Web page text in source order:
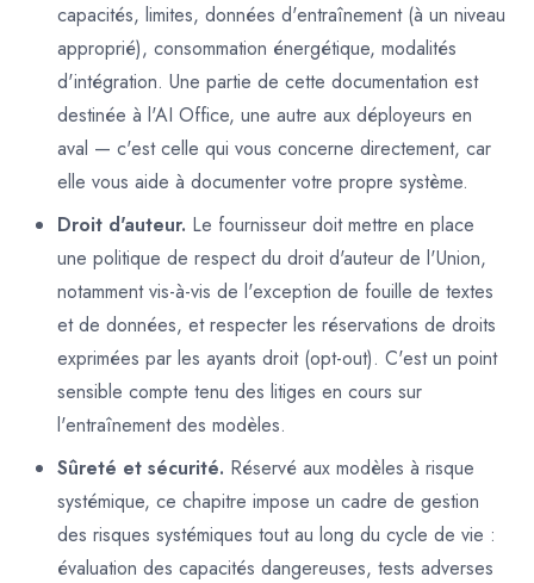
capacités, limites, données d'entraînement (à un niveau
approprié), consommation énergétique, modalités
d'intégration. Une partie de cette documentation est
destinée à l'AI Office, une autre aux déployeurs en
aval — c'est celle qui vous concerne directement, car
elle vous aide à documenter votre propre système.
Droit d'auteur. Le fournisseur doit mettre en place
une politique de respect du droit d'auteur de l'Union,
notamment vis-à-vis de l'exception de fouille de textes
et de données, et respecter les réservations de droits
exprimées par les ayants droit (opt-out). C'est un point
sensible compte tenu des litiges en cours sur
l'entraînement des modèles.
Sûreté et sécurité. Réservé aux modèles à risque
systémique, ce chapitre impose un cadre de gestion
des risques systémiques tout au long du cycle de vie :
évaluation des capacités dangereuses, tests adverses